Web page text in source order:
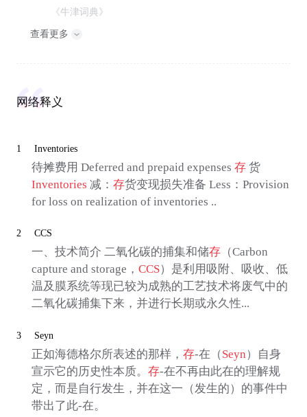
《牛津词典》
查看更多
网络释义
1 Inventories
待摊费用 Deferred and prepaid expenses 存货
Inventories 减： 存货变现损失准备 Less：Provision
for loss on realization of inventories ..
2 CCS
一、技术简介 二氧化碳的捕集和储存（Carbon
capture and storage， CCS）是利用吸附、吸收、低
温及膜系统等现已较为成熟的工艺技术将废气中的
二氧化碳捕集下来，并进行长期或永久性...
3 Seyn
正如海德格尔所表述的那样， 存-在（Seyn）自身
宣示它的历史性本质。 存-在不再由此在的理解规
定，而是自行发生，并在这一（发生的）的事件中
带出了此-在。